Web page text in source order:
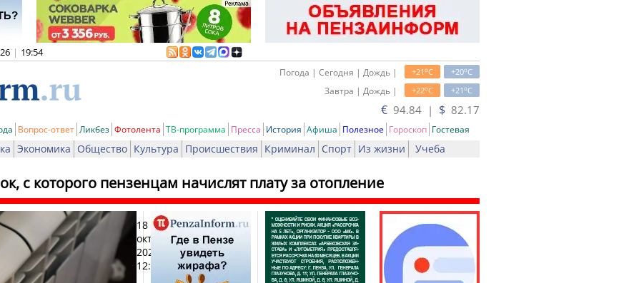
| 19:54
+20oC
+21oC
Погода | Сегодня | Дождь |
+21oC
+22oC
Завтра | Дождь |
€ 94.84 | $ 82.17
Вопрос-ответ Ликбез Фотолента ТВ-программа Пресса История Афиша Полезное Гороскоп Гостевая
Экономика Общество Культура Происшествия Криминал Спорт Из жизни Учеба
с которого пензенцам начислят плату за отопление
18
октября
2024,
12:30
Печать